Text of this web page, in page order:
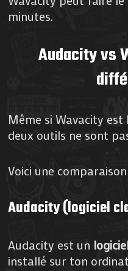
minutes.
Audacity vs
Même si Wavacity
deux outils ne sont
Voici une
Audacity (logiciel
Audacity est un
installé sur ton